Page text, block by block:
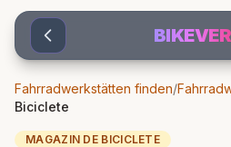
Sari la conținut
Fahrradwerkstätten finden/
Biciclete
MAGAZIN DE BICICLETE